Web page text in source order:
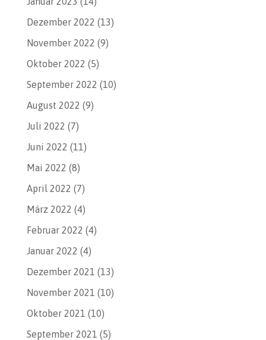
Dezember 2022 (13)
November 2022 (9)
Oktober 2022 (5)
September 2022 (10)
August 2022 (9)
Juli 2022 (7)
Juni 2022 (11)
Mai 2022 (8)
April 2022 (7)
März 2022 (4)
Februar 2022 (4)
Januar 2022 (4)
Dezember 2021 (13)
November 2021 (10)
Oktober 2021 (10)
September 2021 (5)